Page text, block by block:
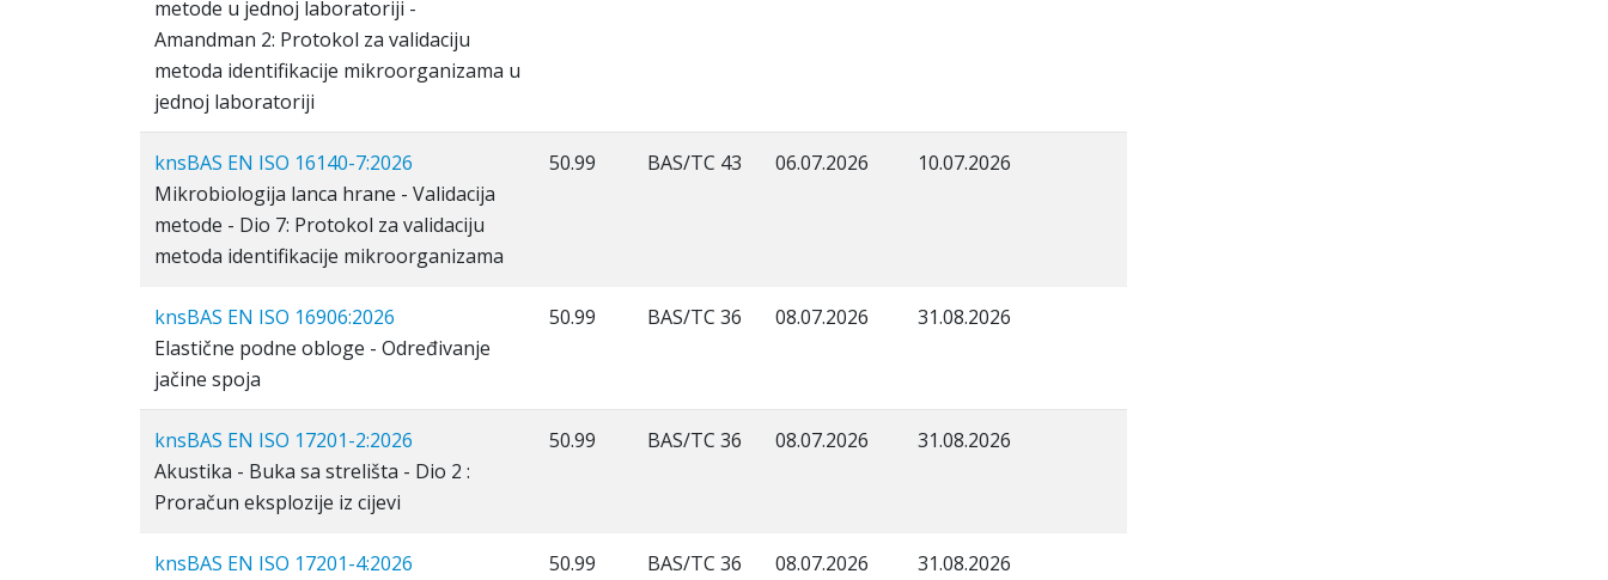
metode u jednoj laboratoriji -
Amandman 2: Protokol za validaciju
metoda identifikacije mikroorganizama u
jednoj laboratoriji
knsBAS EN ISO 16140-7:2026
Mikrobiologija lanca hrane - Validacija
metode - Dio 7: Protokol za validaciju
metoda identifikacije mikroorganizama
50.99 BAS/TC 43 06.07.2026 10.07.2026
knsBAS EN ISO 16906:2026
Elastične podne obloge - Određivanje
jačine spoja
50.99 BAS/TC 36 08.07.2026 31.08.2026
knsBAS EN ISO 17201-2:2026
Akustika - Buka sa strelišta - Dio 2 :
Proračun eksplozije iz cijevi
50.99 BAS/TC 36 08.07.2026 31.08.2026
knsBAS EN ISO 17201-4:2026
50.99 BAS/TC 36 08.07.2026 31.08.2026